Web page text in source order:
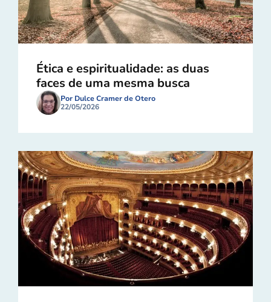
Ética e espiritualidade: as duas
faces de uma mesma busca
Por Dulce Cramer de Otero
22/05/2026